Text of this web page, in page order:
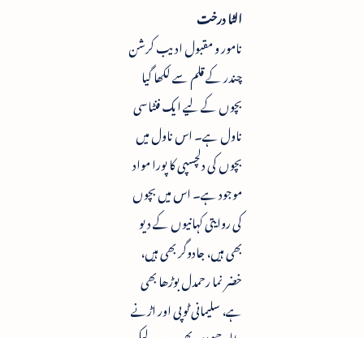
الٹا درخت
نامور و مقبول ادیب کرشن
چندر کے قلم سے لکھا گیا
بچوں کے لیے ایک فنٹاسی
ناول ہے۔ اس ناول میں
بچوں کی دلچسپی کا پورا مواد
موجود ہے۔ اس میں بچوں
کی روایتی کہانیوں کے دیو
بھی ہیں، جادوگر بھی ہیں،
خضر نما رحمدل بوڑھا بھی
ہے، سلیمانی ٹوپی اور اڑنے